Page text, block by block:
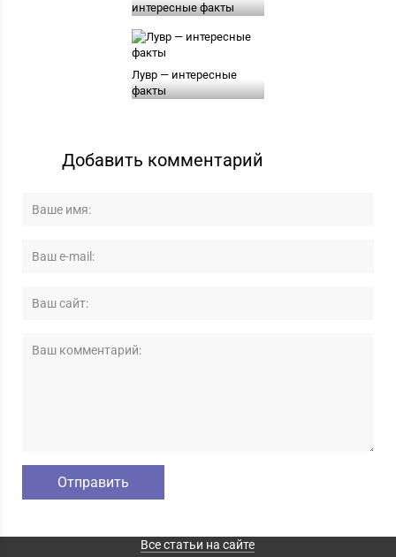
интересные факты
Лувр — интересные
факты
Добавить комментарий
Все статьи на сайте